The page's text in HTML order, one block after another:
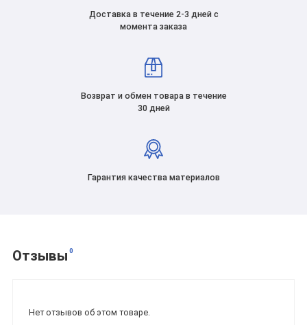
Доставка в течение 2-3 дней с
момента заказа
Возврат и обмен товара в течение
30 дней
Гарантия качества материалов
Отзывы 0
Нет отзывов об этом товаре.